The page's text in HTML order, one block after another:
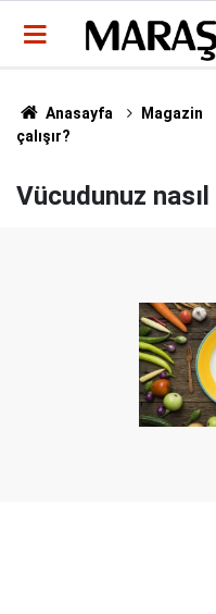
Anasayfa Magazin
çalışır?
Vücudunuz